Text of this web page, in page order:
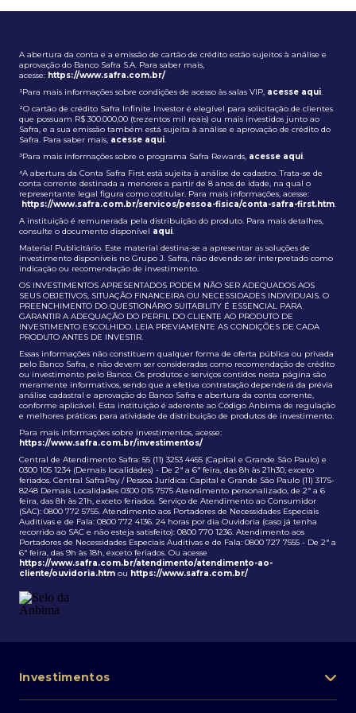
A abertura da conta e a emissão de cartão de crédito estão sujeitos à análise e
aprovação do Banco Safra S.A. Para saber mais,
acesse: https://www.safra.com.br/
¹Para mais informações sobre condições de acesso às salas VIP, acesse aqui.
²O cartão de crédito Safra Infinite Investor é elegível para solicitação de clientes
que possuam R$ 300.000,00 (trezentos mil reais) ou mais investidos junto ao
Safra, e a sua emissão também está sujeita à análise e aprovação de crédito do
Safra. Para saber mais, acesse aqui.
³Para mais informações sobre o programa Safra Rewards, acesse aqui.
⁴A abertura da Conta Safra First está sujeita à análise de cadastro. Trata-se de
conta corrente destinada a menores a partir de 8 anos de idade, na qual o
representante legal figura como cotitular. Para mais informações, acesse:
https://www.safra.com.br/servicos/pessoa-fisica/conta-safra-first.htm.
A instituição é remunerada pela distribuição do produto. Para mais detalhes,
consulte o documento disponível aqui.
Material Publicitário. Este material destina-se a apresentar as soluções de
investimento disponíveis no Grupo J. Safra, não devendo ser interpretado como
indicação ou recomendação de investimento.
OS INVESTIMENTOS APRESENTADOS PODEM NÃO SER ADEQUADOS AOS
SEUS OBJETIVOS, SITUAÇÃO FINANCEIRA OU NECESSIDADES INDIVIDUAIS. O
PREENCHIMENTO DO QUESTIONÁRIO SUITABILITY É ESSENCIAL PARA
GARANTIR A ADEQUAÇÃO DO PERFIL DO CLIENTE AO PRODUTO DE
INVESTIMENTO ESCOLHIDO. LEIA PREVIAMENTE AS CONDIÇÕES DE CADA
PRODUTO ANTES DE INVESTIR.
Essas informações não constituem qualquer forma de oferta pública ou privada
pelo Banco Safra, e não devem ser consideradas como recomendação de crédito
ou investimento pelo Banco. Os produtos e serviços contidos nesta página são
meramente informativos, sendo que a efetiva contratação dependerá da prévia
análise cadastral e aprovação do Banco Safra e abertura da conta corrente,
conforme aplicável. Esta instituição é aderente ao Código Anbima de regulação
e melhores práticas para atividade de distribuição de produtos de investimento.
Para mais informações sobre investimentos, acesse:
https://www.safra.com.br/investimentos/
Central de Atendimento Safra: 55 (11) 3253 4455 (Capital e Grande São Paulo) e
0300 105 1234 (Demais localidades) - De 2ª a 6ª feira, das 8h às 21h30, exceto
feriados. Central SafraPay / Pessoa Jurídica: Capital e Grande São Paulo (11) 3175-
8248 Demais Localidades 0300 015 7575 Atendimento personalizado, de 2ª a 6
feira, das 8h às 21h, exceto feriados. Serviço de Atendimento ao Consumidor
(SAC): 0800 772 5755. Atendimento aos Portadores de Necessidades Especiais
Auditivas e de Fala: 0800 772 4136. 24 horas por dia Ouvidoria (caso já tenha
recorrido ao SAC e não esteja satisfeito): 0800 770 1236. Atendimento aos
Portadores de Necessidades Especiais Auditivas e de Fala: 0800 727 7555 - De 2ª a
6ª feira, das 9h às 18h, exceto feriados. Ou acesse
https://www.safra.com.br/atendimento/atendimento-ao-
cliente/ouvidoria.htm ou https://www.safra.com.br/
Investimentos